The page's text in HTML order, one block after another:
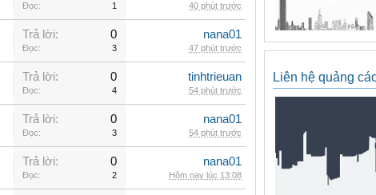
Đọc: 1 40 phút trước
Trả lời: 0
Đọc: 3
nana01
47 phút trước
Trả lời: 0
Đọc: 4
tinhtrieuan
54 phút trước
Trả lời: 0
Đọc: 3
nana01
54 phút trước
Trả lời: 0
Đọc: 2
nana01
Hôm nay lúc 13:08
Liên hệ quảng